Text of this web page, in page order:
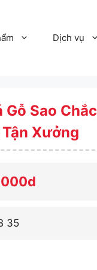
Dịch vụ
Gỗ Sao Chắc
Xưởng
35